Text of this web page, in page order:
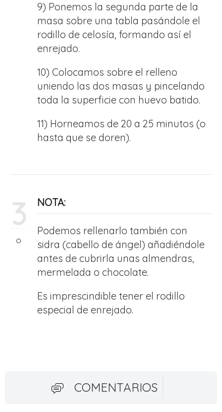
9) Ponemos la segunda parte de la
masa sobre una tabla pasándole el
rodillo de celosía, formando así el
enrejado.
10) Colocamos sobre el relleno
uniendo las dos masas y pincelando
toda la superficie con huevo batido.
11) Horneamos de 20 a 25 minutos (o
hasta que se doren).
3 NOTA:
Podemos rellenarlo también con
sidra (cabello de ángel) añadiéndole
antes de cubrirla unas almendras,
mermelada o chocolate.
Es imprescindible tener el rodillo
especial de enrejado.
COMENTARIOS